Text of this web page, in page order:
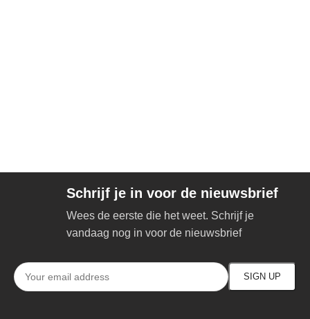
Schrijf je in voor de nieuwsbrief
Wees de eerste die het weet. Schrijf je
vandaag nog in voor de nieuwsbrief